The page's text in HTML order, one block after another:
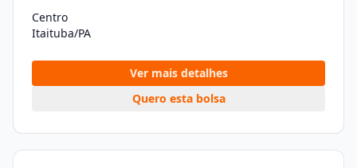
Centro
Itaituba/PA
Ver mais detalhes
Quero esta bolsa